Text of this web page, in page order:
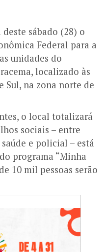
sábado (28) o
Federal para a
unidades do
localizado às
Sul, na zona norte de
o local totalizará
sociais – entre
e policial – está
programa “Minha
10 mil pessoas serão